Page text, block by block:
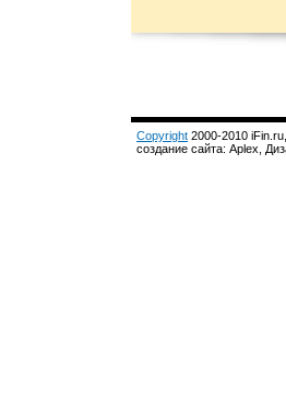
Copyright 2000-2010
создание сайта: Aplex,